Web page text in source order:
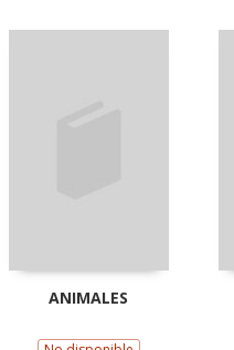
ANIMALES